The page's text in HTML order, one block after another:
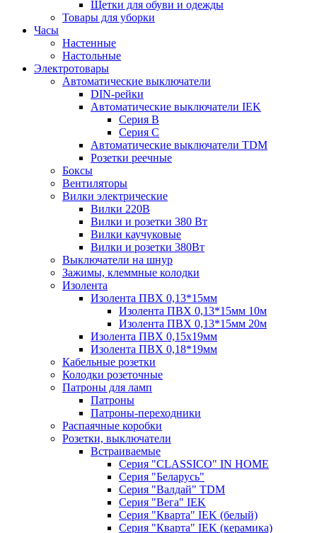
Щетки для обуви и одежды
Товары для уборки
Часы
Настенные
Настольные
Электротовары
Автоматические выключатели
DIN-рейки
Автоматические выключатели IEK
Серия B
Серия С
Автоматические выключатели TDM
Розетки реечные
Боксы
Вентиляторы
Вилки электрические
Вилки 220В
Вилки и розетки 380 Вт
Вилки каучуковые
Вилки и розетки 380Вт
Выключатели на шнур
Зажимы, клеммные колодки
Изолента
Изолента ПВХ 0,13*15мм
Изолента ПВХ 0,13*15мм 10м
Изолента ПВХ 0,13*15мм 20м
Изолента ПВХ 0,15х19мм
Изолента ПВХ 0,18*19мм
Кабельные розетки
Колодки розеточные
Патроны для ламп
Патроны
Патроны-переходники
Распаячные коробки
Розетки, выключатели
Встраиваемые
Серия "CLASSICO" IN HOME
Серия "Беларусь"
Серия "Валдай" TDM
Серия "Вега" IEK
Серия "Кварта" IEK (белый)
Серия "Кварта" IEK (керамика)